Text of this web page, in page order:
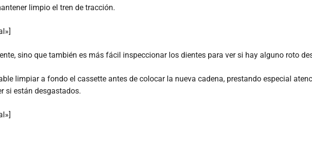
limpio el tren de tracción.
sino que también es más fácil inspeccionar los dientes para ver si hay alguno roto
limpiar a fondo el cassette antes de colocar la nueva cadena, prestando especial
si están desgastados.